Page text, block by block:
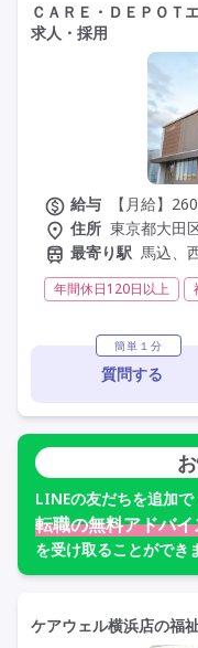
ＣＡＲＥ・ＤＥＰＯＴ
求人・採用
給与
【月給】
住所 東京都大田
最寄り駅 馬込、
年間休日120日以上
社会保険完備
交通費
学歴不問
未経験歓迎
簡単１分
質問する
LINEの友だちを追加で
転職の無料アドバ
を受け取ることができ
ケアウェル横浜店の福